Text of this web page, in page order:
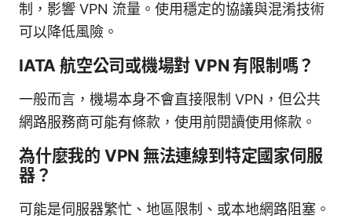
制，影響 VPN 流量。使用穩定的協議與混淆技術
可以降低風險。
IATA 航空公司或機場對 VPN 有限制嗎？
一般而言，機場本身不會直接限制 VPN，但公共
網路服務商可能有條款，使用前閱讀使用條款。
為什麼我的 VPN 無法連線到特定國家伺服
器？
可能是伺服器繁忙、地區限制、或本地網路阻塞。